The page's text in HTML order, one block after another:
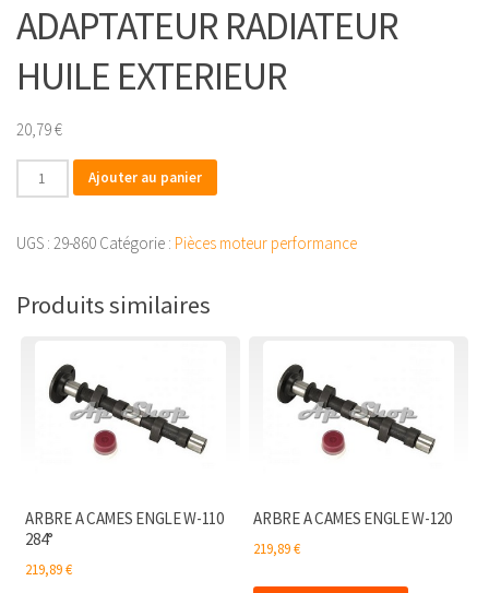
ADAPTATEUR RADIATEUR
HUILE EXTERIEUR
20,79€
quantité
de
RADIATEUR
EXTERIEUR
Ajouter au panier
UGS : 29-860 Catégorie : Pièces moteur performance
Produits similaires
ARBRE A CAMES ENGLE W-110
284°
219,89€
ARBRE A CAMES ENGLE W-120
219,89€